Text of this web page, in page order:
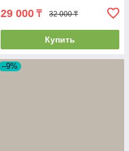
29 000 ₸ 32 000 ₸
Купить
–9%